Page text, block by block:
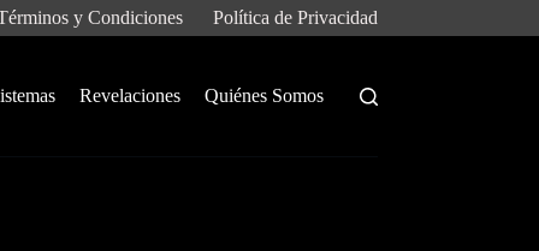
y Condiciones Política de Privacidad
Revelaciones Quiénes Somos